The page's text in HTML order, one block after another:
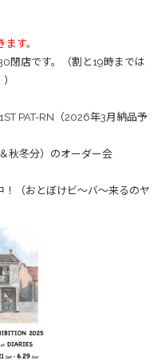
す。
閉店です。（割と19時までは
PAT-RN（2026年3月納品予
秋冬分）のオーダー会
（おとぼけビ～バ～来るのヤ